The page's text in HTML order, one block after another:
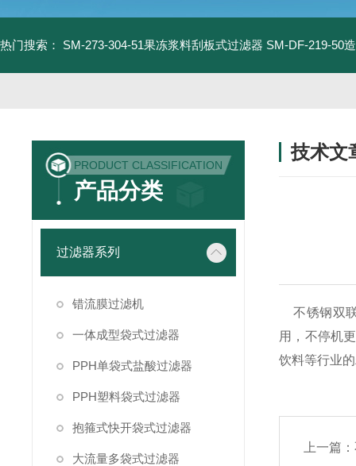
热门搜索： SM-273-304-51果冻浆料刮板式过滤器 SM-DF-219-50
PRODUCT CLASSIFICATION
产品分类
过滤器系列
错流膜过滤机
一体成型袋式过滤器
PPH单袋式盐酸过滤器
PPH塑料袋式过滤器
抱箍式快开袋式过滤器
大流量多袋式过滤器
技术文
不锈钢双联
用，不停机
饮料等行业
上一篇：